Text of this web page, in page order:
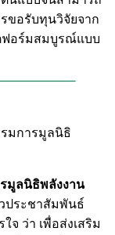
ขอรับทุนวิจัยจาก
ฟอร์มสมบูรณ์แบบ
มการมูลนิธิ
มูลนิธิพลังงาน
ประชาสัมพันธ์
จ ว่า เพื่อส่งเสริม